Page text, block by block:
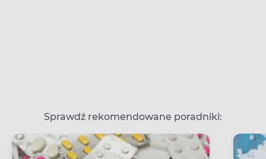
Sprawdź rekomendowane poradniki: